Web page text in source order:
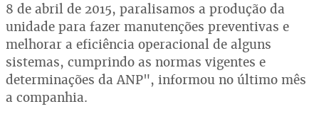
8 de abril de 2015, paralisamos a produção da
unidade para fazer manutenções preventivas e
melhorar a eficiência operacional de alguns
sistemas, cumprindo as normas vigentes e
determinações da ANP", informou no último mês
a companhia.